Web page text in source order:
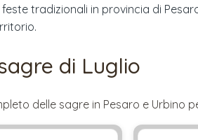
tradizionali in provincia di
di Luglio
delle sagre in Pesaro e Urbino